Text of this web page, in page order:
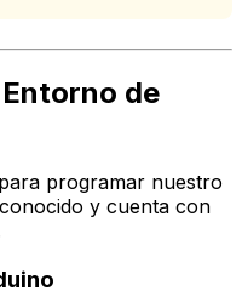
de
programar nuestro
y cuenta con